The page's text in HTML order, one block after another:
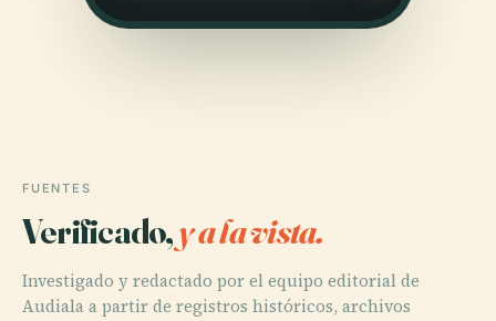
FUENTES
Verificado,y a la vista.
Investigado y redactado por el equipo editorial de
Audiala a partir de registros históricos, archivos